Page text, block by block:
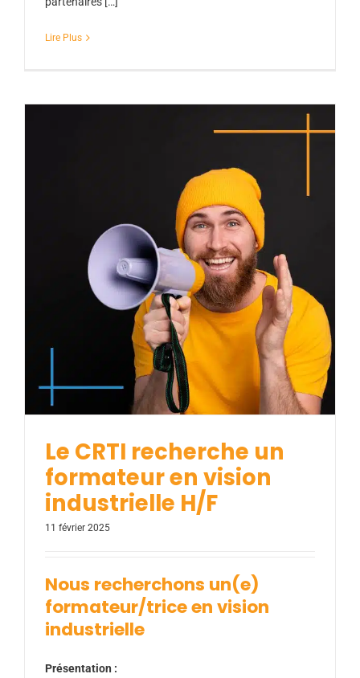
Lire Plus
Le CRTI recherche un formateur en vision
industrielle H/F
Actualités
Le CRTI recherche un
formateur en vision
industrielle H/F
11 février 2025
Nous recherchons un(e)
formateur/trice en vision
industrielle
Présentation :